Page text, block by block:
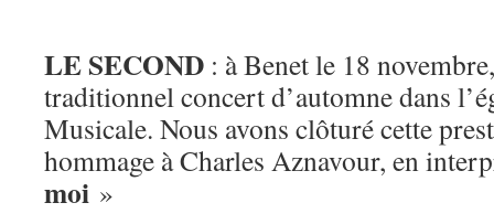
LE SECOND : à Benet le 18
traditionnel concert d’automne dans
Musicale. Nous avons clôturé cette
hommage à Charles Aznavour, en
moi »